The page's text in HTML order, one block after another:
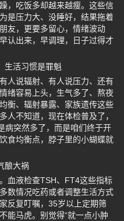
，吃饭多却越来越瘦。这些信
是压力大、没睡好，结果拖着
友，更要多留心，情绪波动
认出来，早调理，日子过得才
生活习惯是罪魁
人说辐射、有人说压力、还有
绪容易上头，生气多了、熬夜
衡、辐射暴露、家族遗传这些
人不知道，现在体检普及了，
病突然多了，而是咱们终于开
食均衡点，脖子里的小蝴蝶就
酿大祸
血液检查TSH、FT4这些指标
数情况吃药或者调整生活方式
反复叮嘱，35岁以上定期筛
能马虎。别觉得“就一点小肿